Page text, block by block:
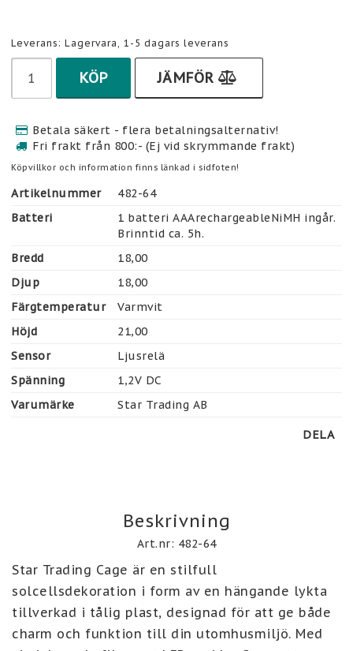
Leverans: Lagervara, 1-5 dagars leverans
KÖP JÄMFÖR
Betala säkert - flera betalningsalternativ!
Fri frakt från 800:- (Ej vid skrymmande frakt)
Köpvillkor och information finns länkad i sidfoten!
Artikelnummer
482-64
Batteri
1 batteri AAArechargeableNiMH ingår.
Brinntid ca. 5h.
Bredd
18,00
Djup
18,00
Färgtemperatur
Varmvit
Höjd
21,00
Sensor
Ljusrelä
Spänning
1,2V DC
Varumärke
Star Trading AB
DELA
Beskrivning
Art.nr: 482-64
Star Trading Cage är en stilfull
solcellsdekoration i form av en hängande lykta
tillverkad i tålig plast, designad för att ge både
charm och funktion till din utomhusmiljö. Med